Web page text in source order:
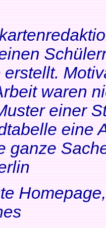
waren
einer
eine
ganze